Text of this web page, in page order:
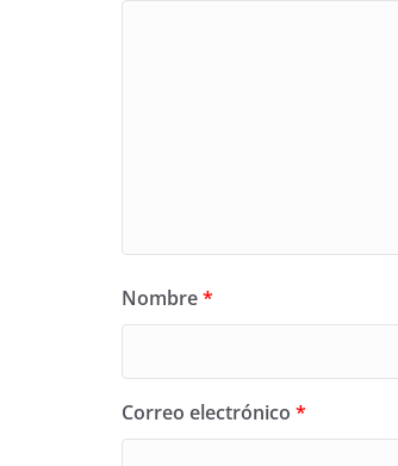
Nombre*
Correo electrónico *